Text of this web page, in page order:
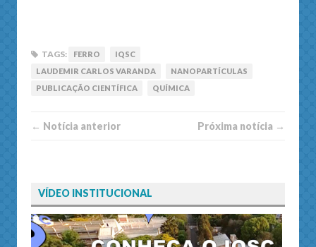
TAGS: FERRO
IQSC
LAUDEMIR CARLOS VARANDA
NANOPARTÍCULAS
PUBLICAÇÃO CIENTÍFICA
QUÍMICA
← Notí­cia anterior Próxima notí­­cia →
VÍDEO INSTITUCIONAL